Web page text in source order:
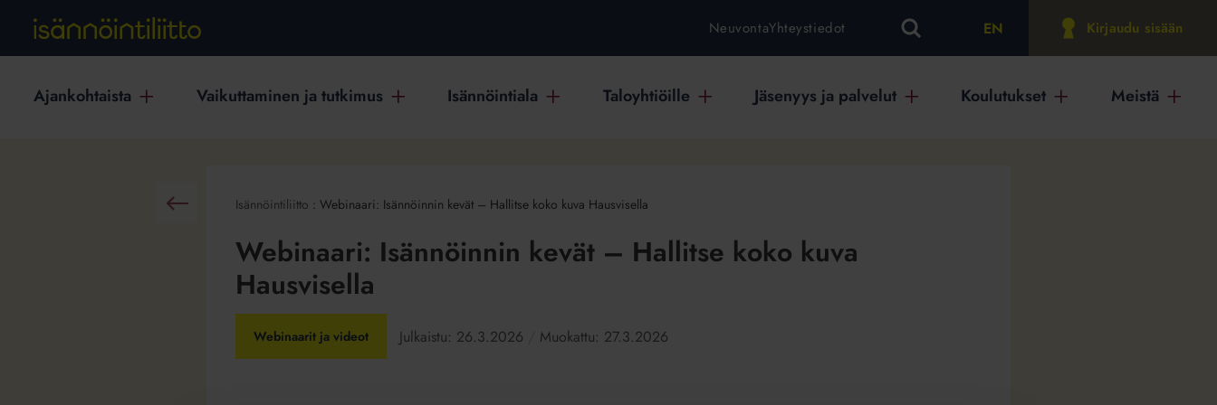
NeuvontaYhteystiedot EN Kirjaudu sisään
Ajankohtaista Vaikuttaminen ja tutkimus Isännöintiala Taloyhtiöille Jäsenyys ja palvelut Koulutukset Meistä
Takaisin Isännöintiliitto : Webinaari: Isännöinnin kevät – Hallitse koko kuva Hausvisella
Webinaari: Isännöinnin kevät – Hallitse koko kuva
Hausvisella
Webinaarit ja videot Julkaistu: 26.3.2026 Muokattu: 27.3.2026